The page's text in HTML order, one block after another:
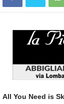
All You Need is